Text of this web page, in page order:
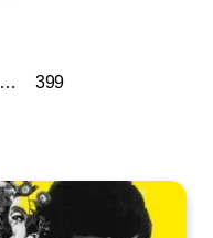
… 399